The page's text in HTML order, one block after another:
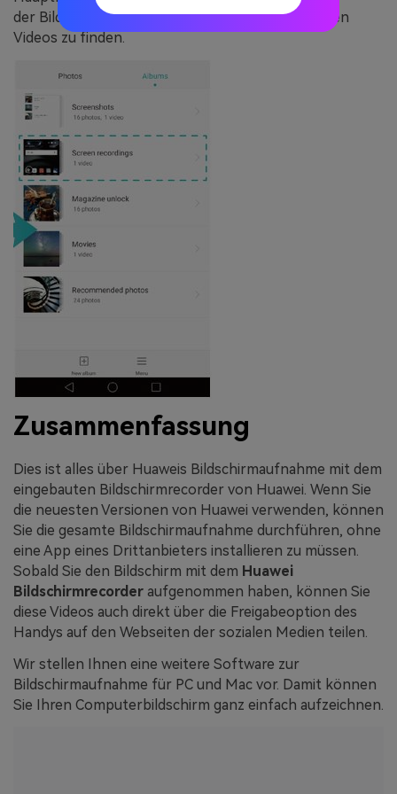
der Bildschirmaufnahmen, um die aufgenommenen
Videos zu finden.
Zusammenfassung
Dies ist alles über Huaweis Bildschirmaufnahme mit dem
eingebauten Bildschirmrecorder von Huawei. Wenn Sie
die neuesten Versionen von Huawei verwenden, können
Sie die gesamte Bildschirmaufnahme durchführen, ohne
eine App eines Drittanbieters installieren zu müssen.
Sobald Sie den Bildschirm mit dem Huawei
Bildschirmrecorder aufgenommen haben, können Sie
diese Videos auch direkt über die Freigabeoption des
Handys auf den Webseiten der sozialen Medien teilen.
Wir stellen Ihnen eine weitere Software zur
Bildschirmaufnahme für PC und Mac vor. Damit können
Sie Ihren Computerbildschirm ganz einfach aufzeichnen.